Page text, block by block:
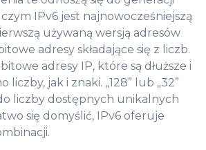
IPv6 jest najnowocześniejszą
używaną wersją adresów
adresy składające się z liczb.
adresy IP, które są dłuższe i
liczby, jak i znaki. „128” lub „32”
liczby dostępnych unikalnych
się domyślić, IPv6 oferuje